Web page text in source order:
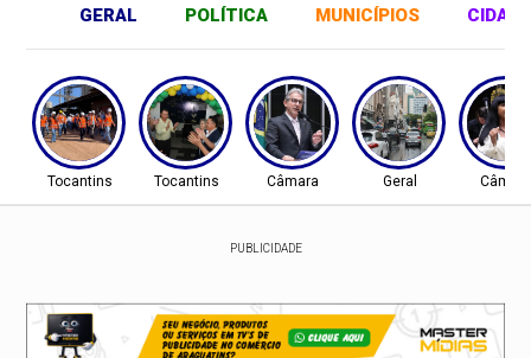
GERAL POLÍTICA MUNICÍPIOS
Tocantins Tocantins Câmara Geral
PUBLICIDADE